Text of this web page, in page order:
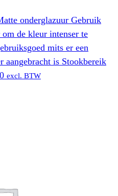
onderglazuur Gebruik
de kleur intenser te
mits er een
aangebracht is Stookbereik
excl. BTW